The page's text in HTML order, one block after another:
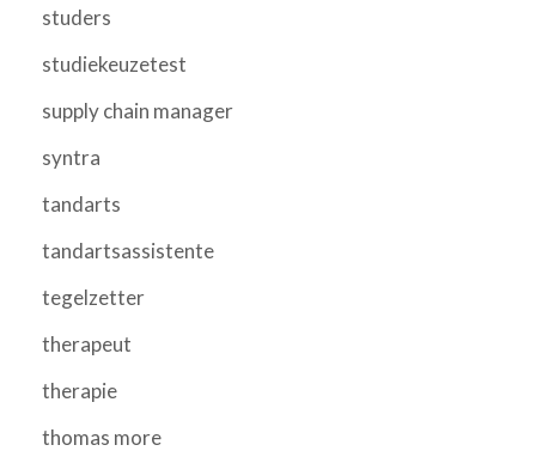
studers
studiekeuzetest
supply chain manager
syntra
tandarts
tandartsassistente
tegelzetter
therapeut
therapie
thomas more